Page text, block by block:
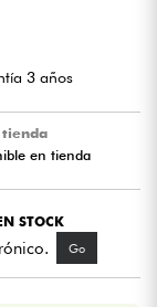
3 años
tienda
en tienda
STOCK
Go